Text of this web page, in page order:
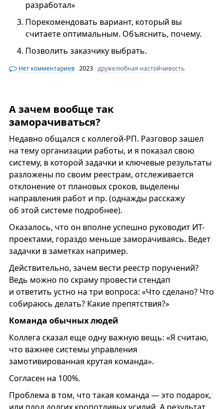
разработал»
Порекомендовать вариант, который вы
считаете оптимальным. Объяснить, почему.
Позволить заказчику выбрать.
Нет комментариев 2023 дружелюбная настойчивость
А зачем вообще так
заморачиваться?
Недавно общался с коллегой-РП. Разговор зашел
на тему организации работы, и я показал свою
систему, в которой задачки и ключевые результаты
разложены по своим реестрам, отслеживается
отклонение от плановых сроков, выделены
направления работ и пр. (однажды расскажу
об этой системе подробнее).
Оказалось, что он вполне успешно руководит ИТ-
проектами, гораздо меньше заморачиваясь. Ведет
задачки в заметках например.
Действительно, зачем вести реестр поручений?
Ведь можно по скраму провести стендап
и ответить устно на три вопроса: «Что сделано? Что
собираюсь делать? Какие препятствия?»
Команда обычных людей
Коллега сказал еще одну важную вещь: «Я считаю,
что важнее системы управления
замотивированная крутая команда».
Согласен на 100%.
Проблема в том, что такая команда — это подарок,